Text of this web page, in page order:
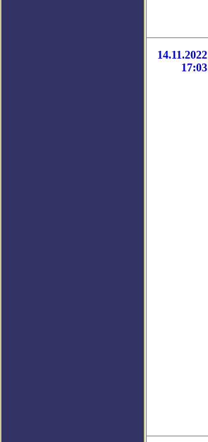
14.11.2022
17:03